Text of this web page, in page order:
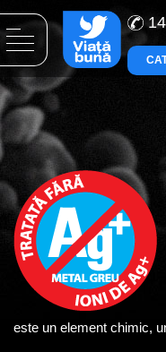
este un element chimic,